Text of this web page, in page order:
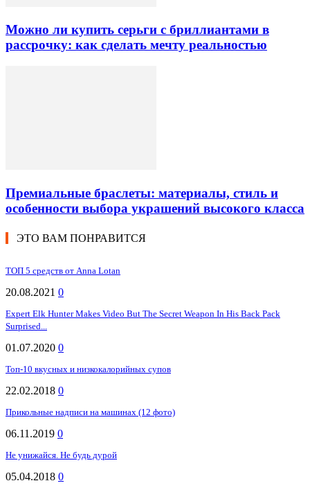
Можно ли купить серьги с бриллиантами в
рассрочку: как сделать мечту реальностью
Премиальные браслеты: материалы, стиль и
особенности выбора украшений высокого класса
ЭТО ВАМ ПОНРАВИТСЯ
ТОП 5 средств от Anna Lotan
20.08.2021 0
Expert Elk Hunter Makes Video But The Secret Weapon In His Back Pack
Surprised...
01.07.2020 0
Топ-10 вкусных и низкокалорийных супов
22.02.2018 0
Прикольные надписи на машинах (12 фото)
06.11.2019 0
Не унижайся. Не будь дурой
05.04.2018 0